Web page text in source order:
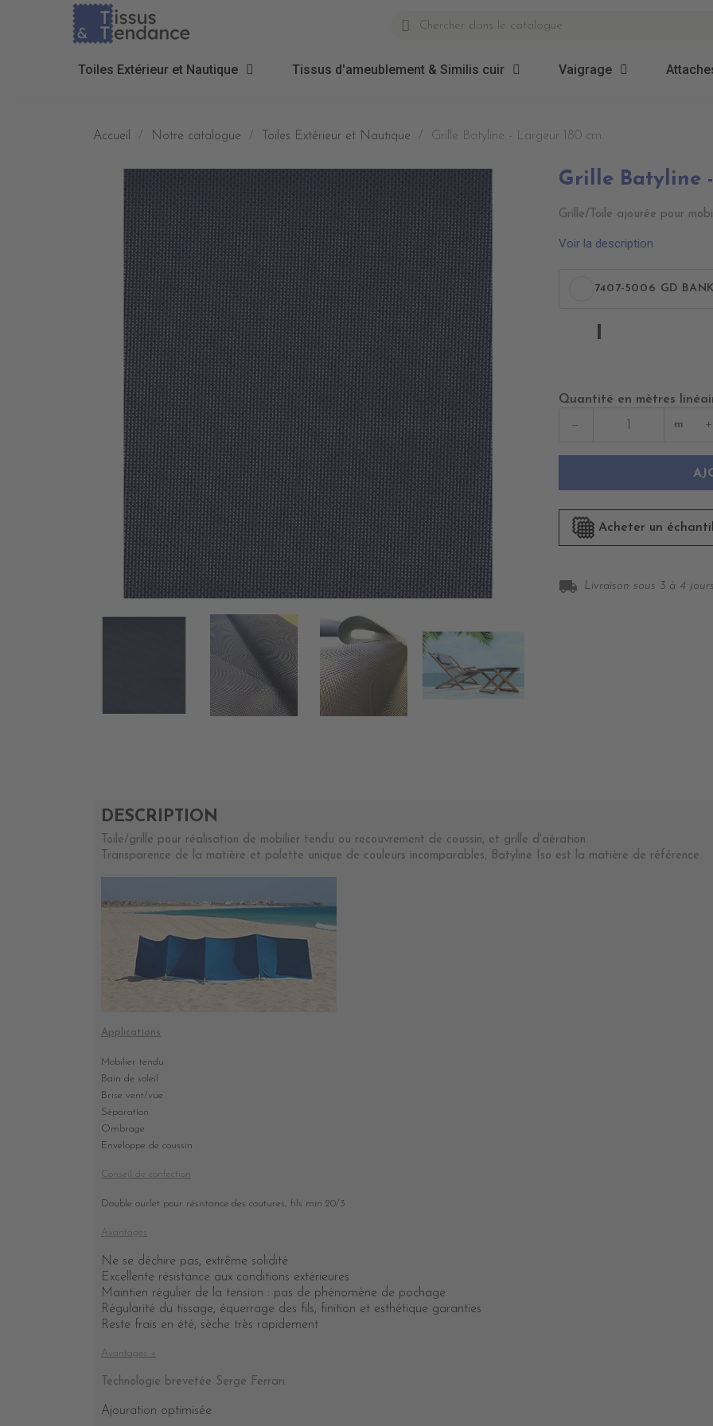
Toiles Extérieur et Nautique Tissus d'ameublement & Similis cuir Vaigrage
Accueil Notre catalogue Toiles Extérieur et Nautique Grille Batyline - Largeur 180 cm
Grille Batyline
Grille/Toile ajourée pour
Voir la description
7407-5006 GD BANK
Quantité en mètres
− m +
Acheter un
local_shipping Livraison sous 3 à 4
DESCRIPTION
Toile/grille pour réalisation de mobilier tendu ou recouvrement de coussin, et grille d'aération
Transparence de la matière et palette unique de couleurs incomparables, Batyline Iso est la matière de référence.
Applications
Mobilier tendu
Bain de soleil
Brise vent/vue
Séparation
Ombrage
Enveloppe de coussin
Conseil de confection
Double ourlet pour résistance des coutures, fils min 20/3
Avantages
Ne se déchire pas, extrême solidité
Excellente résistance aux conditions extérieures
Maintien régulier de la tension : pas de phénomène de pochage
Régularité du tissage, équerrage des fils, finition et esthétique garanties
Reste frais en été, sèche très rapidement
Avantages +
Technologie brevetée Serge Ferrari
Ajouration optimisée